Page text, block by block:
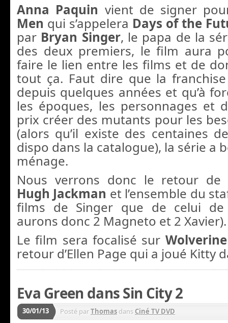
Anna Paquin vient de signer
Men qui s’appelera Days of the
par Bryan Singer, le papa de la
des deux premiers, le film aura
faire le lien entre les films et de
tout ça. Faut dire que la
depuis quelques années et qu’à
les époques, les personnages et
prix créer des mutants pour les
(alors qu’il existe des centaines
dispo dans la catalogue), la série a
ménage.
Nous verrons donc le retour de
Hugh Jackman et l’ensemble du
films de Singer que de celui de
aurons donc 2 Magneto et 2 Xavier).
Le film sera focalisé sur Wolverine
retour d’Ellen Page qui a joué Kitty
Eva Green dans Sin City 2
30/01/13 Posté parThomas dans Ciné TV DVD